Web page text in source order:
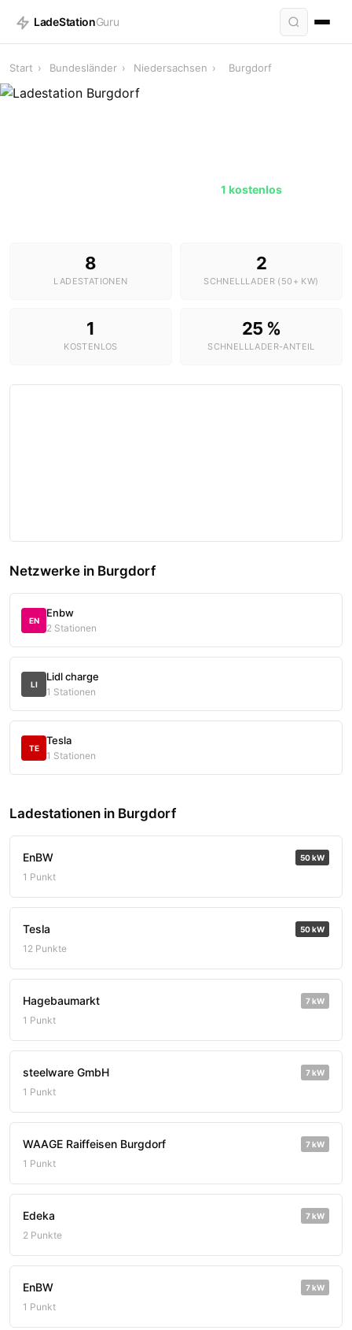
LadeStationGuru
Start › Bundesländer › Niedersachsen › Burgdorf
1 kostenlos
8
LADESTATIONEN
2
SCHNELLLADER (50+ KW)
1
KOSTENLOS
25 %
SCHNELLLADER-ANTEIL
Netzwerke in Burgdorf
EN
Enbw
2 Stationen
LI
Lidl charge
1 Stationen
TE
Tesla
1 Stationen
Ladestationen in Burgdorf
EnBW 50 kW
1 Punkt
Tesla 50 kW
12 Punkte
Hagebaumarkt 7 kW
1 Punkt
steelware GmbH 7 kW
1 Punkt
WAAGE Raiffeisen Burgdorf 7 kW
1 Punkt
Edeka 7 kW
2 Punkte
EnBW 7 kW
1 Punkt